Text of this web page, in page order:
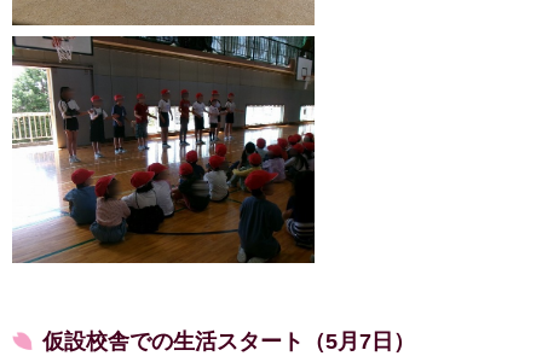
仮設校舎での生活スタート（5月7日）